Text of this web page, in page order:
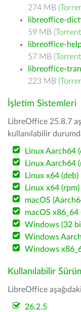
274 MB (
libreoffice-
59 MB (Torrent
libreoffice-
57 MB (Torrent
libreoffice-
223 MB (
İşletim Sistemleri
LibreOffice 25.8.7
kullanılabilir
Linux Aarch64
Linux Aarch64
Linux x64 (deb)
Linux x64 (rpm)
macOS
macOS
Windows (32
Windows
Windows
Kullanılabilir
LibreOffice aşağıdaki
26.2.5